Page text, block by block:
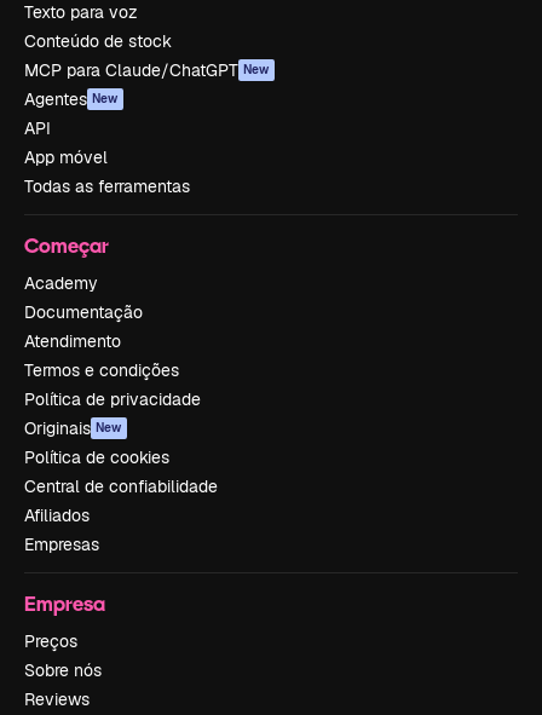
Texto para voz
Conteúdo de stock
MCP para Claude/ChatGPT New
Agentes New
API
App móvel
Todas as ferramentas
Começar
Academy
Documentação
Atendimento
Termos e condições
Política de privacidade
Originais New
Política de cookies
Central de confiabilidade
Afiliados
Empresas
Empresa
Preços
Sobre nós
Reviews